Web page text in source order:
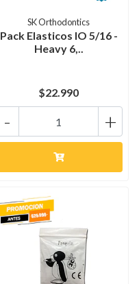
SK Orthodontics
Pack Elasticos IO 5/16 -
Heavy 6,..
$22.990
+
-